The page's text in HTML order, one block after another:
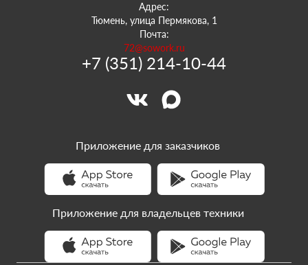
Адрес:
Тюмень, улица Пермякова, 1
Почта:
72@sowork.ru
+7 (351) 214-10-44
Приложение для заказчиков
Приложение для владельцев техники